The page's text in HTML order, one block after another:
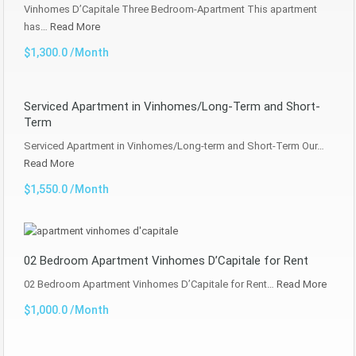
Vinhomes D’Capitale Three Bedroom-Apartment This apartment
has… Read More
$1,300.0 /Month
Serviced Apartment in Vinhomes/Long-Term and Short-
Term
Serviced Apartment in Vinhomes/Long-term and Short-Term Our…
Read More
$1,550.0 /Month
02 Bedroom Apartment Vinhomes D’Capitale for Rent
02 Bedroom Apartment Vinhomes D’Capitale for Rent… Read More
$1,000.0 /Month